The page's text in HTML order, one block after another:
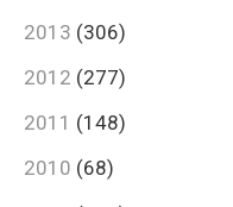
2013 (306)
2012 (277)
2011 (148)
2010 (68)